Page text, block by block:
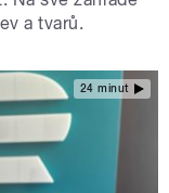
a tvarů.
24 minut